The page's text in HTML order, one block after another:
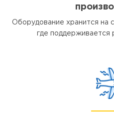
Оборудование хранится на
где поддерживается